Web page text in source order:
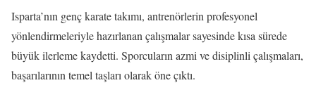
Isparta’nın genç karate takımı, antrenörlerin profesyonel
yönlendirmeleriyle hazırlanan çalışmalar sayesinde kısa sürede
büyük ilerleme kaydetti. Sporcuların azmi ve disiplinli çalışmaları,
başarılarının temel taşları olarak öne çıktı.